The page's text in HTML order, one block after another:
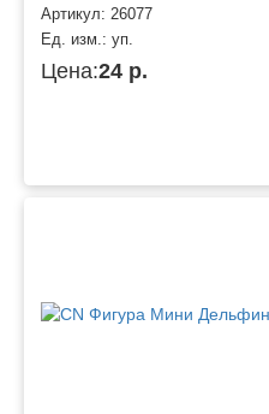
Артикул: 26077
Ед. изм.: уп.
Цена:24 р.